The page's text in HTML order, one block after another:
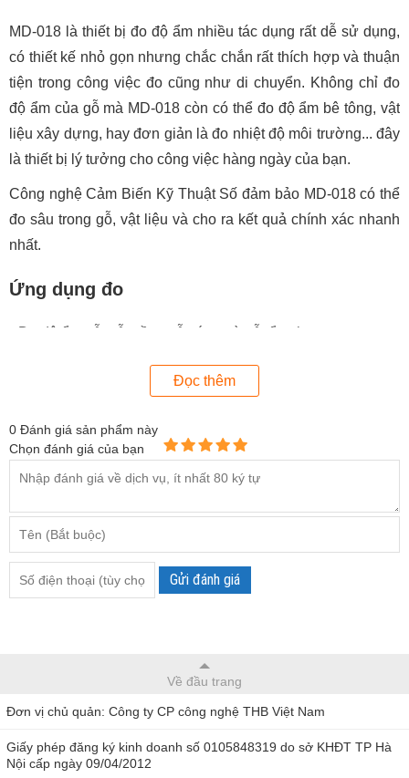
MD-018 là thiết bị đo độ ẩm nhiều tác dụng rất dễ sử dụng,
có thiết kế nhỏ gọn nhưng chắc chắn rất thích hợp và thuận
tiện trong công việc đo cũng như di chuyển. Không chỉ đo
độ ẩm của gỗ mà MD-018 còn có thể đo độ ẩm bê tông, vật
liệu xây dựng, hay đơn giản là đo nhiệt độ môi trường... đây
là thiết bị lý tưởng cho công việc hàng ngày của bạn.
Công nghệ Cảm Biến Kỹ Thuật Số đảm bảo MD-018 có thể
đo sâu trong gỗ, vật liệu và cho ra kết quả chính xác nhanh
nhất.
Ứng dụng đo
Đo độ ẩm gỗ: gỗ mềm, gỗ cứng và gỗ tổng hợp
Đọc thêm
0 Đánh giá sản phẩm này
Chọn đánh giá của bạn
Gửi đánh giá
Về đầu trang
Đơn vị chủ quản: Công ty CP công nghệ THB Việt Nam
Giấy phép đăng ký kinh doanh số 0105848319 do sở KHĐT TP Hà
Nội cấp ngày 09/04/2012